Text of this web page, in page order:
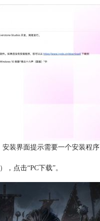
安装界面提示需要一个安装程序
），点击“PC下载”。